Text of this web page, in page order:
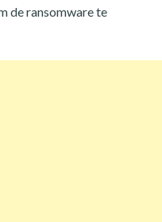
de ransomware te